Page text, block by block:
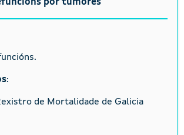
por tumores
:
de Mortalidade de Galicia